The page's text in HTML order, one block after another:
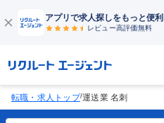
アプリで求人探しをもっと便利
レビュー高評価無料
転職・求人トップ/運送業 名刺